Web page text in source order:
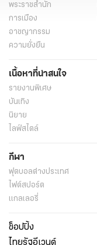
พระราชสำนัก
การเมือง
อาชญากรรม
ความยั่งยืน
เนื้อหาที่น่าสนใจ
รายงานพิเศษ
บันเทิง
นิยาย
ไลฟ์สไตล์
กีฬา
ฟุตบอลต่่างประเทศ
ไฟต์สปอร์ต
แกลเลอรี่
ช็อปปิ้ง
ไทยรัฐอีเวนต์